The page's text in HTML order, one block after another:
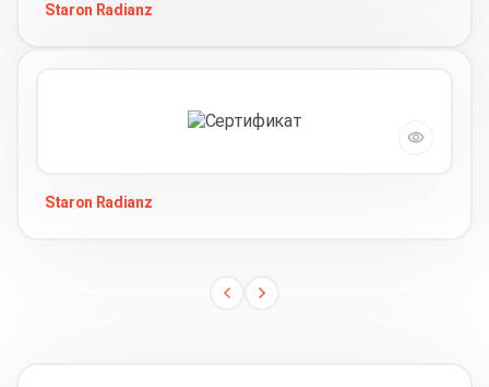
Staron Radianz
Staron Radianz